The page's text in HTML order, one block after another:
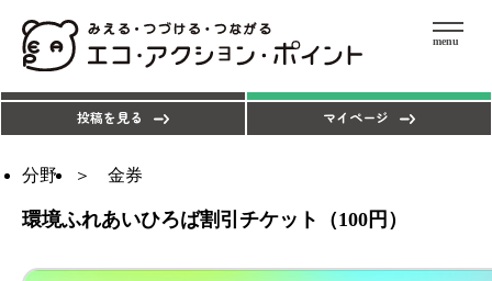
menu
投稿を見る
マイページ
分野 金券
環境ふれあいひろば割引チケット（100円）